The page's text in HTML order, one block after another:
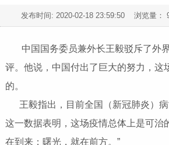
发布时间: 2020-02-18 23:59:50 浏览量：
中国国务委员兼外长王毅驳斥了外
评。他说，中国付出了巨大的努力，这
的。
王毅指出，目前全国（新冠肺炎）病
这一数据表明，这场疫情总体上是可治
在到来；曙光，就在前方。”